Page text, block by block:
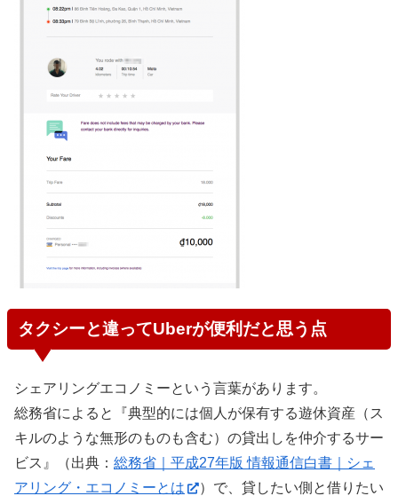
タクシーと違ってUberが便利だと思う点
シェアリングエコノミーという言葉があります。
総務省によると『典型的には個人が保有する遊休資産（ス
キルのような無形のものも含む）の貸出しを仲介するサー
ビス』（出典： 総務省｜平成27年版 情報通信白書｜シェ
アリング・エコノミーとは
）で、貸したい側と借りたい